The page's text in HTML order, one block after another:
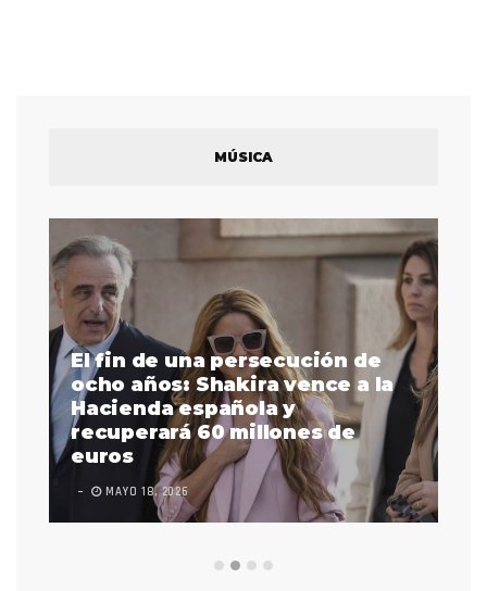
MÚSICA
El fin de una persecución de
ocho años: Shakira vence a la
Hacienda española y
recuperará 60 millones de
euros
MAYO 18, 2026